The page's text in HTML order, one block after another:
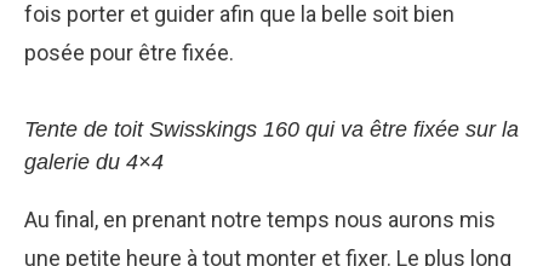
fois porter et guider afin que la belle soit bien
posée pour être fixée.
Tente de toit Swisskings 160 qui va être fixée sur la
galerie du 4×4
Au final, en prenant notre temps nous aurons mis
une petite heure à tout monter et fixer. Le plus long